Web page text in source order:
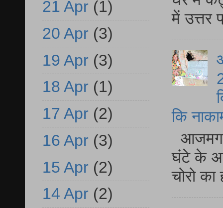
में
कि
घंटे के
चोरो
21 Apr (1)
20 Apr (3)
19 Apr (3)
18 Apr (1)
17 Apr (2)
16 Apr (3)
15 Apr (2)
14 Apr (2)